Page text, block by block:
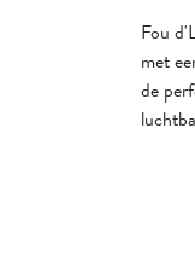
Fou
met
de